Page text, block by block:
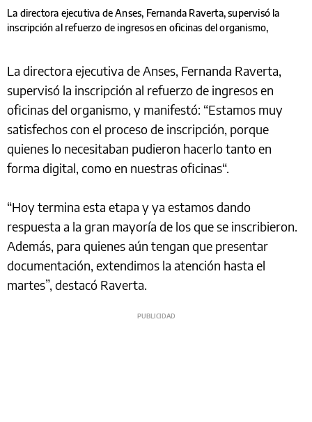
La directora ejecutiva de Anses, Fernanda Raverta, supervisó la
inscripción al refuerzo de ingresos en oficinas del organismo,
La directora ejecutiva de Anses, Fernanda Raverta,
supervisó la inscripción al refuerzo de ingresos en
oficinas del organismo, y manifestó: “Estamos muy
satisfechos con el proceso de inscripción, porque
quienes lo necesitaban pudieron hacerlo tanto en
forma digital, como en nuestras oficinas“.
“Hoy termina esta etapa y ya estamos dando
respuesta a la gran mayoría de los que se inscribieron.
Además, para quienes aún tengan que presentar
documentación, extendimos la atención hasta el
martes”, destacó Raverta.